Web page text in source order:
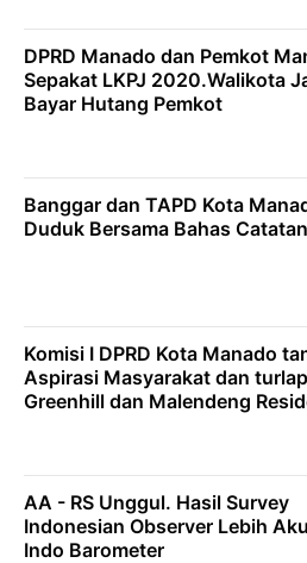
DPRD Manado dan Pemkot
Sepakat LKPJ 2020.Walikota
Bayar Hutang Pemkot
Banggar dan TAPD Kota
Duduk Bersama Bahas
Komisi I DPRD Kota Manado
Aspirasi Masyarakat dan
Greenhill dan Malendeng
AA - RS Unggul. Hasil Survey
Indonesian Observer Lebih
Indo Barometer